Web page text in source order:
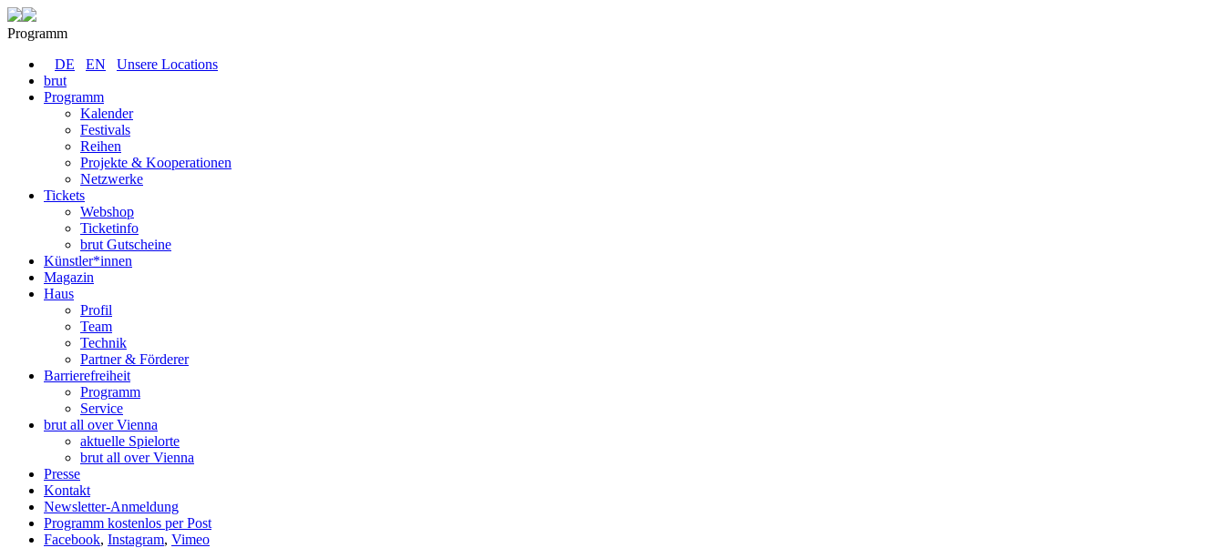
Programm
DE
EN
Unsere Locations
brut
Programm
Kalender
Festivals
Reihen
Projekte & Kooperationen
Netzwerke
Tickets
Webshop
Ticketinfo
brut Gutscheine
Künstler*innen
Magazin
Haus
Profil
Team
Technik
Partner & Förderer
Barrierefreiheit
Programm
Service
brut all over Vienna
aktuelle Spielorte
brut all over Vienna
Presse
Kontakt
Newsletter-Anmeldung
Programm kostenlos per Post
Facebook, Instagram, Vimeo